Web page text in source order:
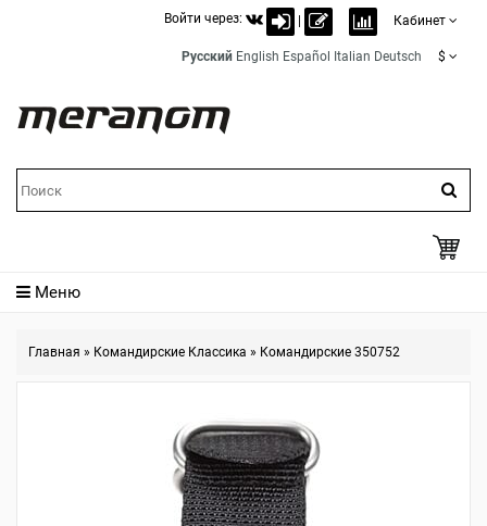
Войти через: Кабинет
Русский English Español Italian Deutsch $
Меню
Главная » Командирские Классика » Командирские 350752